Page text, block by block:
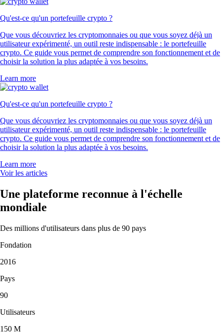
Qu'est-ce qu'un portefeuille crypto ?
Que vous découvriez les cryptomonnaies ou que vous soyez déjà un
utilisateur expérimenté, un outil reste indispensable : le portefeuille
crypto. Ce guide vous permet de comprendre son fonctionnement et de
choisir la solution la plus adaptée à vos besoins.
Learn more
Qu'est-ce qu'un portefeuille crypto ?
Que vous découvriez les cryptomonnaies ou que vous soyez déjà un
utilisateur expérimenté, un outil reste indispensable : le portefeuille
crypto. Ce guide vous permet de comprendre son fonctionnement et de
choisir la solution la plus adaptée à vos besoins.
Learn more
Voir les articles
Une plateforme reconnue à l'échelle
mondiale
Des millions d'utilisateurs dans plus de 90 pays
Fondation
2016
Pays
90
Utilisateurs
150 M